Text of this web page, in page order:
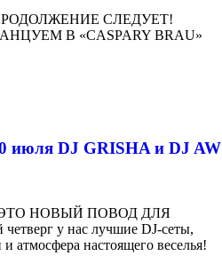
СЛЕДУЕТ!
В «CASPARY BRAU»
июля DJ GRISHA и DJ AW
ЭТО НОВЫЙ ПОВОД ДЛЯ
у нас лучшие DJ-сеты,
атмосфера настоящего веселья!